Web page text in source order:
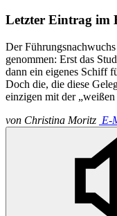
Letzter Eintrag im
Der
genommen: Erst das
dann ein eigenes Schiff
Doch die, die diese
einzigen mit der
von Christina Moritz E-